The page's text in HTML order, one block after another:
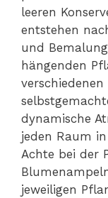
leeren
entstehen
und
hängenden
dynamische
jeden Raum
Achte bei der
jeweiligen